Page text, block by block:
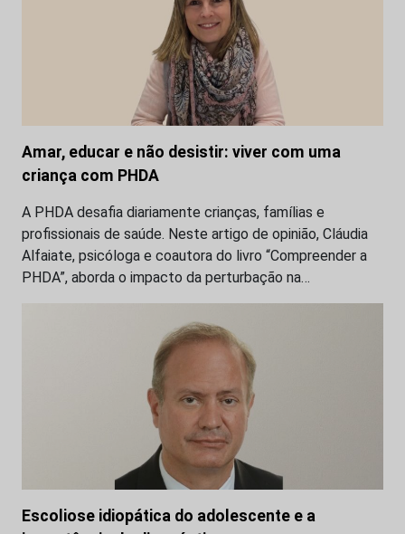
Amar, educar e não desistir: viver com uma
criança com PHDA
A PHDA desafia diariamente crianças, famílias e
profissionais de saúde. Neste artigo de opinião, Cláudia
Alfaiate, psicóloga e coautora do livro “Compreender a
PHDA”, aborda o impacto da perturbação na…
Escoliose idiopática do adolescente e a